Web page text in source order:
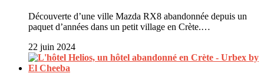
Découverte d’une ville Mazda RX8 abandonnée depuis un
paquet d’années dans un petit village en Crète.…
22 juin 2024